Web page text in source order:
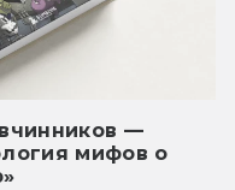
—
мифов о